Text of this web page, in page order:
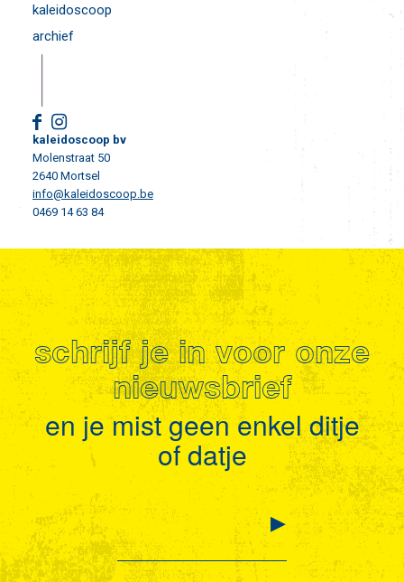
kaleidoscoop
archief
kaleidoscoop bv
Molenstraat 50
2640 Mortsel
info@kaleidoscoop.be
0469 14 63 84
schrijf je in voor onze
nieuwsbrief
en je mist geen enkel ditje
of datje